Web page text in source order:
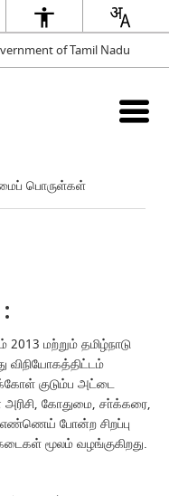
of Tamil Nadu
பொருள்கள்
2013 மற்றும் தமிழ்நாடு
விநியோகத்திட்டம்
குடும்ப அட்டை
கோதுமை, சா்க்கரை,
போன்ற சிறப்பு
மூலம் வழங்குகிறது.